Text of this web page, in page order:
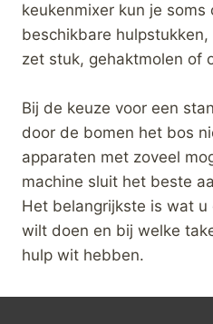
keukenmixer kun je
beschikbare
zet stuk, gehaktmolen of
Bij de keuze voor een
door de bomen het bos
apparaten met zoveel
machine sluit het beste
Het belangrijkste is wat
wilt doen en bij welke
hulp wit hebben.